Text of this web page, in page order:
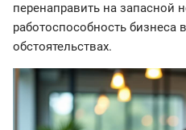
перенаправить на запасной
работоспособность
обстоятельствах.